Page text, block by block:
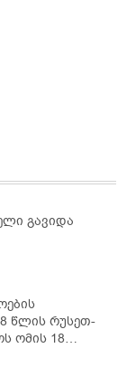
გავიდა
წლის რუსეთ-
ომის 18
ერთობლივ